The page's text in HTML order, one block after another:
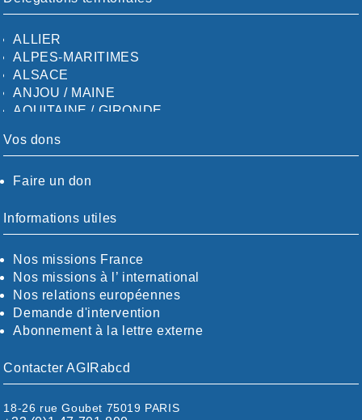
ALLIER
ALPES-MARITIMES
ALSACE
ANJOU / MAINE
AQUITAINE / GIRONDE
AUDE
CALVADOS-ORNE
CHARENTE-MARITIME
CÖTE-D'OR
CÖTES-D'ARMOR
DORDOGNE
DRÖME / ARDÈCHE
ESSONNE
EURE-ET-LOIR
FINISTÈRE
HAUTES-PYRÉNÉES
Vos dons
Faire un don
Informations utiles
Nos missions France
Nos missions à l’ international
Nos relations européennes
Demande d'intervention
Abonnement à la lettre externe
Contacter AGIRabcd
18-26 rue Goubet 75019 PARIS